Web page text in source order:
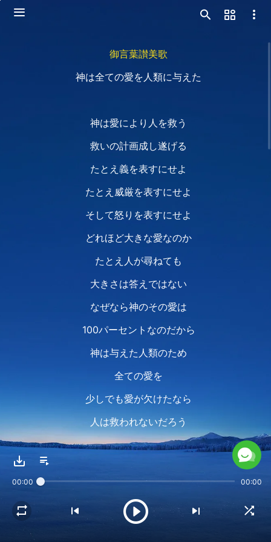
御言葉讃美歌
神は全ての愛を人類に与えた
神は愛により人を救う
救いの計画成し遂げる
たとえ義を表すにせよ
たとえ威厳を表すにせよ
そして怒りを表すにせよ
どれほど大きな愛なのか
たとえ人が尋ねても
大きさは答えではない
なぜなら神のその愛は
100パーセントなのだから
神は与えた人類のため
全ての愛を
少しでも愛が欠けたなら
人は救われないだろう
どんな代価も惜しまない
00:00 00:00